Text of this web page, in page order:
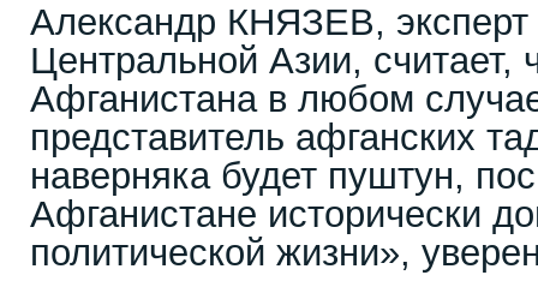
Александр КНЯЗЕВ, эксперт
Центральной Азии, считает,
Афганистана в любом
представитель афганских
наверняка будет пуштун,
Афганистане исторически
политической жизни»,